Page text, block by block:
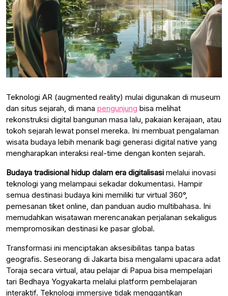
Teknologi AR (augmented reality) mulai digunakan di museum
dan situs sejarah, di mana pengunjung bisa melihat
rekonstruksi digital bangunan masa lalu, pakaian kerajaan, atau
tokoh sejarah lewat ponsel mereka. Ini membuat pengalaman
wisata budaya lebih menarik bagi generasi digital native yang
mengharapkan interaksi real-time dengan konten sejarah.
Budaya tradisional hidup dalam era digitalisasi melalui inovasi
teknologi yang melampaui sekadar dokumentasi. Hampir
semua destinasi budaya kini memiliki tur virtual 360°,
pemesanan tiket online, dan panduan audio multibahasa. Ini
memudahkan wisatawan merencanakan perjalanan sekaligus
mempromosikan destinasi ke pasar global.
Transformasi ini menciptakan aksesibilitas tanpa batas
geografis. Seseorang di Jakarta bisa mengalami upacara adat
Toraja secara virtual, atau pelajar di Papua bisa mempelajari
tari Bedhaya Yogyakarta melalui platform pembelajaran
interaktif. Teknologi immersive tidak menggantikan